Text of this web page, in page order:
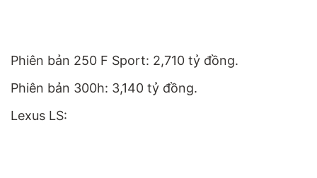
Phiên bản 250 F Sport: 2,710 tỷ đồng.
Phiên bản 300h: 3,140 tỷ đồng.
Lexus LS: